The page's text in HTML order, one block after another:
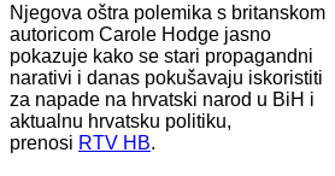
Njegova oštra polemika s britanskom
autoricom Carole Hodge jasno
pokazuje kako se stari propagandni
narativi i danas pokušavaju iskoristiti
za napade na hrvatski narod u BiH i
aktualnu hrvatsku politiku,
prenosi RTV HB.